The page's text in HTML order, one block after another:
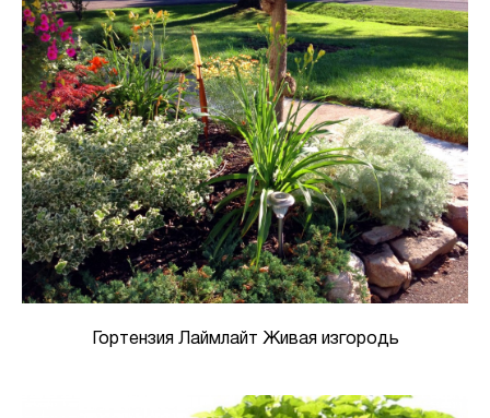
Гортензия Лаймлайт Живая изгородь